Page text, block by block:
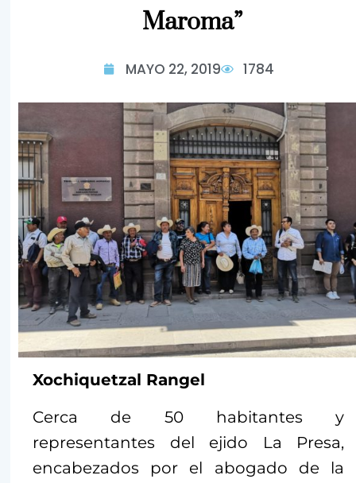
Maroma”
MAYO 22, 2019 1784
Xochiquetzal Rangel
Cerca de 50 habitantes y
representantes del ejido La Presa,
encabezados por el abogado de la